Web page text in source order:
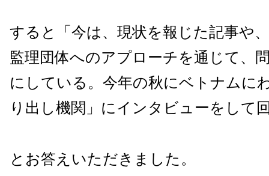
すると「今は、現状を報じた記事や
監理団体へのアプローチを通じて、
にしている。今年の秋にベトナムに
り出し機関」にインタビューをして
とお答えいただきました。